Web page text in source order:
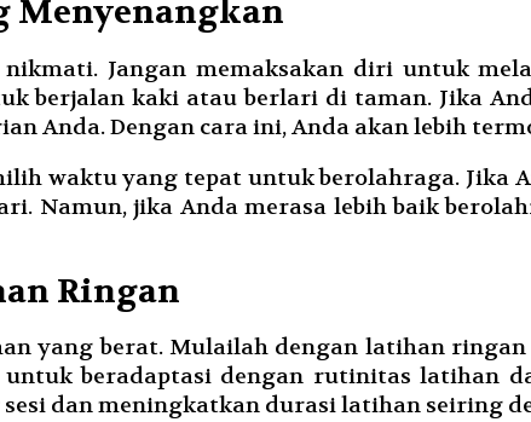
Menyenangkan
Jangan memaksakan diri untuk
berjalan kaki atau berlari di taman. Jika
Anda. Dengan cara ini, Anda akan lebih
waktu yang tepat untuk berolahraga. Jika
Namun, jika Anda merasa lebih baik
Ringan
yang berat. Mulailah dengan latihan
beradaptasi dengan rutinitas latihan
sesi dan meningkatkan durasi latihan seiring